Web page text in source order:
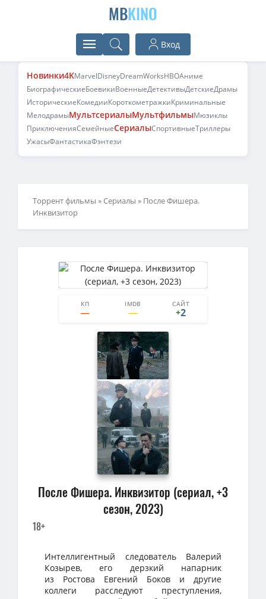
MBKINO
Вход
Новинки4KMarvelDisneyDreamWorksHBOАниме
БиографическиеБоевикиВоенныеДетективыДетскиеДрамы
ИсторическиеКомедииКороткометражкиКриминальные
МелодрамыМультсериалыМультфильмыМюзиклы
ПриключенияСемейныеСериалыСпортивныеТриллеры
УжасыФантастикаФэнтези
Торрент фильмы »Сериалы » После Фишера.
Инквизитор
КП IMDB САЙТ
20
+2
После Фишера. Инквизитор (сериал, +3
сезон, 2023)
18+
Интеллигентный следователь Валерий
Козырев, его дерзкий напарник
из Ростова Евгений Боков и другие
коллеги расследуют преступления,